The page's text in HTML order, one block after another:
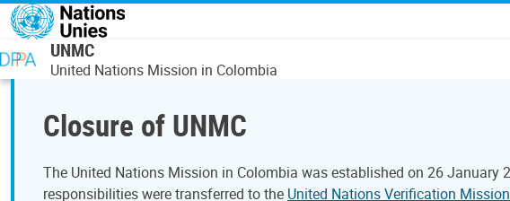
Aller au contenu principal
UNMC
United Nations Mission in Colombia
Closure of UNMC
The United Nations Mission in Colombia was established on 26 January
responsibilities were transferred to the United Nations Verification